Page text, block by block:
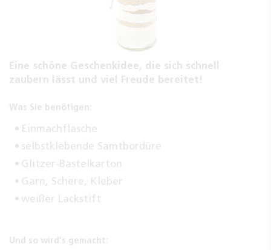
Eine schöne Geschenkidee, die sich schnell
zaubern lässt und viel Freude bereitet!
Was Sie benötigen:
Einmachflasche
selbstklebende Samtbordüre
Glitzer-Bastelkarton
Garn, Schere, Kleber
weißer Lackstift
Und so wird’s gemacht: